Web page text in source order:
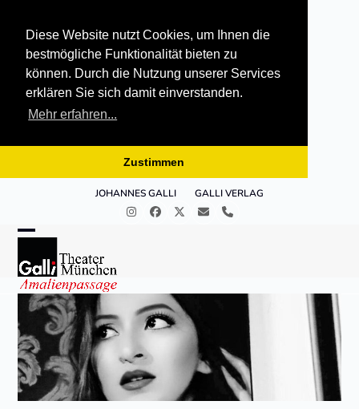
Diese Website nutzt Cookies, um Ihnen die
bestmögliche Funktionalität bieten zu
können. Durch die Nutzung unserer Services
erklären Sie sich damit einverstanden.
Mehr erfahren...
Zustimmen
JOHANNES GALLI GALLI VERLAG
InstagramFacebook
Twitter
E- Telefon
Open
mobile
menu
Close
mobile
menu